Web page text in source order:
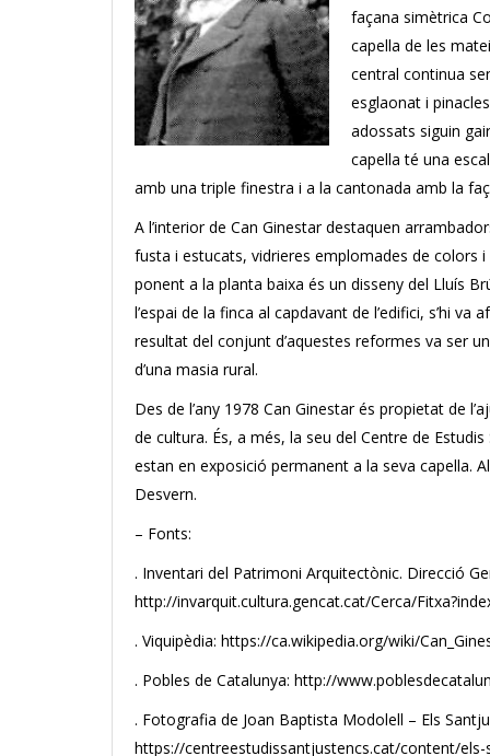
façana simètrica
capella de les
central continua
esglaonat i
adossats siguin
capella té una
amb una triple finestra i a la cantonada amb la
A l’interior de Can Ginestar destaquen
fusta i estucats, vidrieres emplomades de colors
ponent a la planta baixa és un disseny del Lluís
l’espai de la finca al capdavant de l’edifici, s’hi
resultat del conjunt d’aquestes reformes va ser
d’una masia rural.
Des de l’any 1978 Can Ginestar és propietat de
de cultura. És, a més, la seu del Centre de
estan en exposició permanent a la seva capella.
Desvern.
– Fonts:
. Inventari del Patrimoni Arquitectònic. Direcció
http://invarquit.cultura.gencat.cat/Cerca/
. Viquipèdia: https://ca.wikipedia.org/wiki/
. Pobles de Catalunya: http://
. Fotografia de Joan Baptista Modolell – Els
https://centreestudissantjustencs.cat/content/